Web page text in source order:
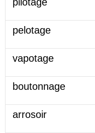
pelotage
vapotage
boutonnage
arrosoir